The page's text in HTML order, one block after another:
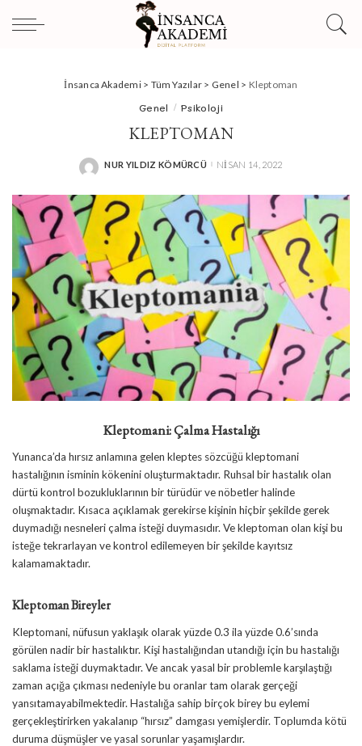
İnsanca Akademi> Tüm Yazılar > Genel > Kleptoman
Genel Psikoloji
KLEPTOMAN
POSTED
NUR YILDIZ KÖMÜRCÜ NISAN 14, 2022
Kleptomani: Çalma Hastalığı
Yunanca’da hırsız anlamına gelen kleptes sözcüğü kleptomani
hastalığının isminin kökenini oluşturmaktadır. Ruhsal bir hastalık olan
dürtü kontrol bozukluklarının bir türüdür ve nöbetler halinde
oluşmaktadır. Kısaca açıklamak gerekirse kişinin hiçbir şekilde gerek
duymadığı nesneleri çalma isteği duymasıdır. Ve kleptoman olan kişi bu
isteğe tekrarlayan ve kontrol edilemeyen bir şekilde kayıtsız
kalamamaktadır.
Kleptoman Bireyler
Kleptomani, nüfusun yaklaşık olarak yüzde 0.3 ila yüzde 0.6’sında
görülen nadir bir hastalıktır. Kişi hastalığından utandığı için bu hastalığı
saklama isteği duymaktadır. Ve ancak yasal bir problemle karşılaştığı
zaman açığa çıkması nedeniyle bu oranlar tam olarak gerçeği
yansıtamayabilmektedir. Hastalığa sahip birçok birey bu eylemi
gerçekleştirirken yakalanıp “hırsız” damgası yemişlerdir. Toplumda kötü
duruma düşmüşler ve yasal sorunlar yaşamışlardır.